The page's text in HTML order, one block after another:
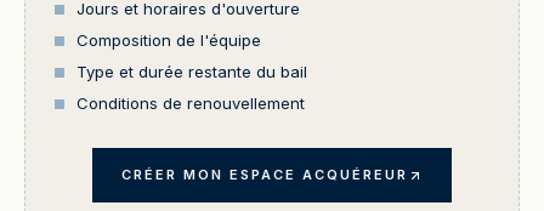
Jours et horaires d'ouverture
Composition de l'équipe
Type et durée restante du bail
Conditions de renouvellement
CRÉER MON ESPACE ACQUÉREUR